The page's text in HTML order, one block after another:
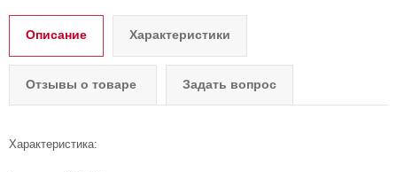
Описание Характеристики
Отзывы о товаре Задать вопрос
Характеристика: